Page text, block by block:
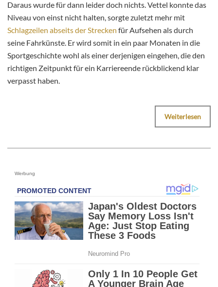
Daraus wurde für dann leider doch nichts. Vettel konnte das
Niveau von einst nicht halten, sorgte zuletzt mehr mit
Schlagzeilen abseits der Strecken für Aufsehen als durch
seine Fahrkünste. Er wird somit in ein paar Monaten in die
Sportgeschichte wohl als einer derjenigen eingehen, die den
richtigen Zeitpunkt für ein Karriereende rückblickend klar
verpasst haben.
Weiterlesen
Werbung